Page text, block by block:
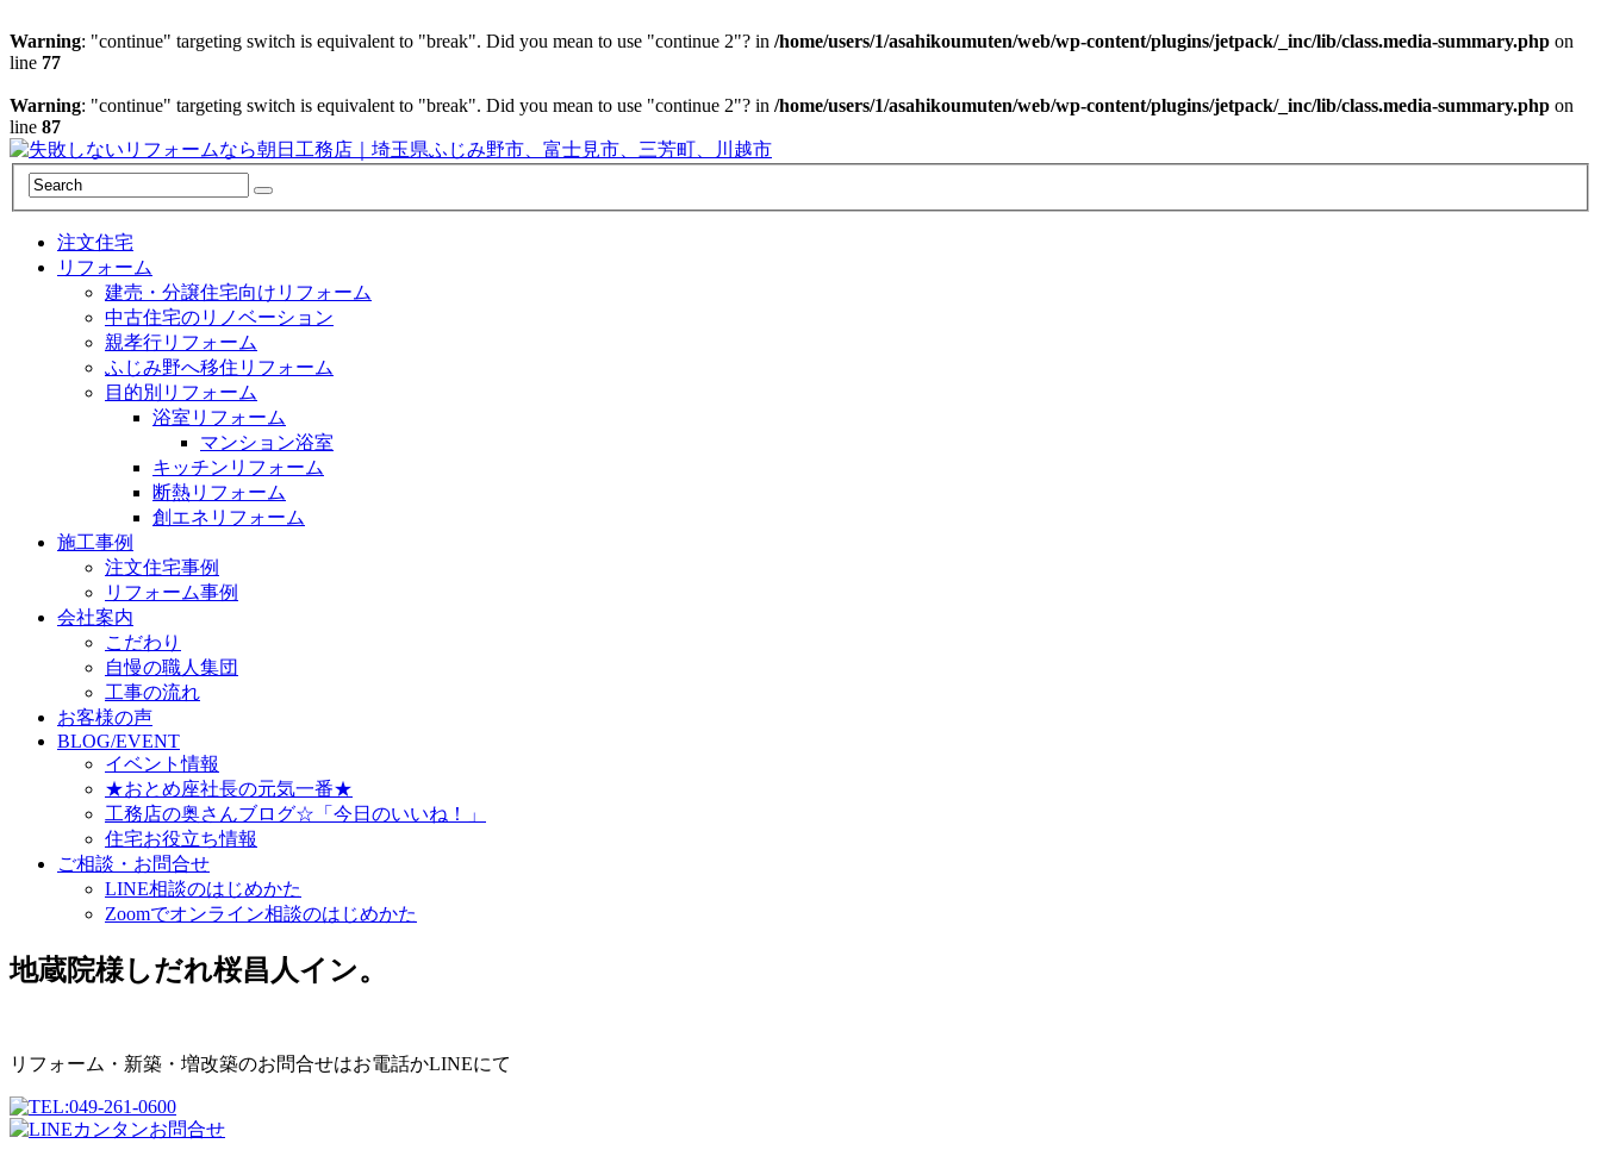
Warning: "continue" targeting switch is equivalent to "break". Did you mean to use "continue 2"? in /home/users/1/asahikoumuten/web/wp-content/plugins/jetpack/_inc/lib/class.media-summary.php on
line 77
Warning: "continue" targeting switch is equivalent to "break". Did you mean to use "continue 2"? in /home/users/1/asahikoumuten/web/wp-content/plugins/jetpack/_inc/lib/class.media-summary.php on
line 87
注文住宅
リフォーム
建売・分譲住宅向けリフォーム
中古住宅のリノベーション
親孝行リフォーム
ふじみ野へ移住リフォーム
目的別リフォーム
浴室リフォーム
マンション浴室
キッチンリフォーム
断熱リフォーム
創エネリフォーム
施工事例
注文住宅事例
リフォーム事例
会社案内
こだわり
自慢の職人集団
工事の流れ
お客様の声
BLOG/EVENT
イベント情報
★おとめ座社長の元気一番★
工務店の奥さんブログ☆「今日のいいね！」
住宅お役立ち情報
ご相談・お問合せ
LINE相談のはじめかた
Zoomでオンライン相談のはじめかた
地蔵院様しだれ桜昌人イン。
リフォーム・新築・増改築のお問合せはお電話かLINEにて